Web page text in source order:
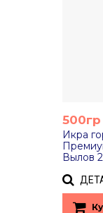
Икра
Вылов